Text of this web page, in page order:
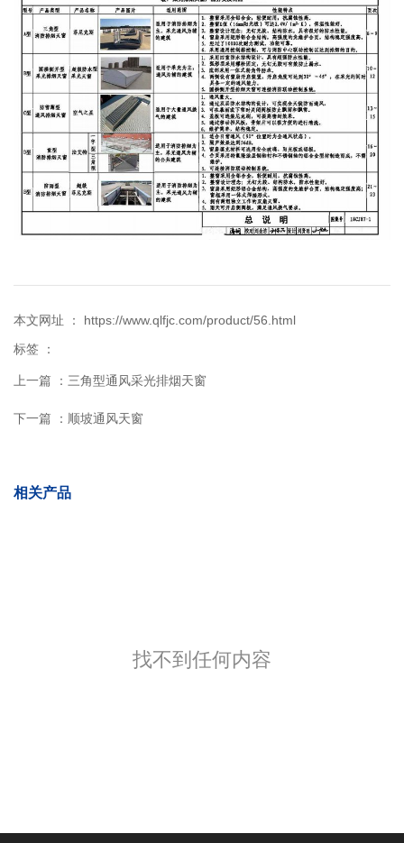
本文网址 ： https://www.qlfjc.com/product/56.html
标签 ：
上一篇 ： 三角型通风采光排烟天窗
下一篇 ： 顺坡通风天窗
相关产品
找不到任何内容